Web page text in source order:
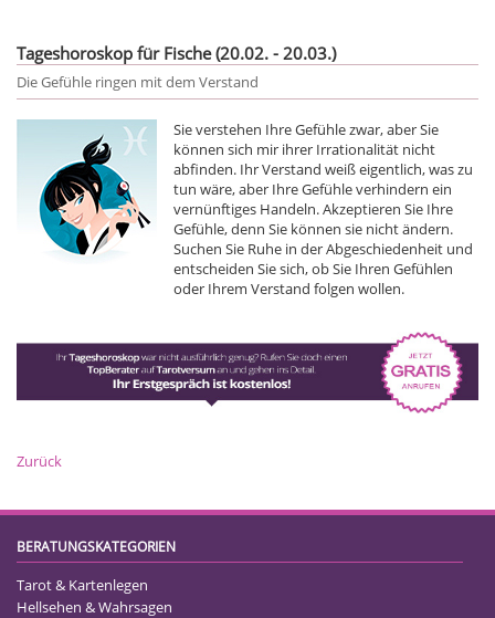
Tageshoroskop für Fische (20.02. - 20.03.)
Die Gefühle ringen mit dem Verstand
Sie verstehen Ihre Gefühle zwar, aber Sie
können sich mir ihrer Irrationalität nicht
abfinden. Ihr Verstand weiß eigentlich, was zu
tun wäre, aber Ihre Gefühle verhindern ein
vernünftiges Handeln. Akzeptieren Sie Ihre
Gefühle, denn Sie können sie nicht ändern.
Suchen Sie Ruhe in der Abgeschiedenheit und
entscheiden Sie sich, ob Sie Ihren Gefühlen
oder Ihrem Verstand folgen wollen.
Zurück
BERATUNGSKATEGORIEN
Tarot & Kartenlegen
Hellsehen & Wahrsagen